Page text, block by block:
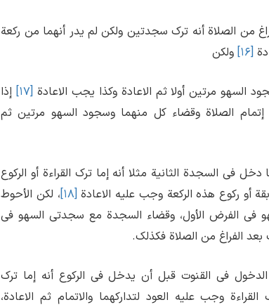
من الصلاة أنه ترک سجدتین ولکن لم یدر أنهما من رکعة
[۱۶] ولکن
السهو مرتین أولا ثم الاعادة وکذا یجب الاعادة [۱۷]
إذا
إتمام الصلاة وقضاء کل منهما وسجود السهو مرتین ثم
فی السجدة الثانیة مثلا أنه إما ترک القراءة أو الرکوع
أو رکوع هذه الرکعة وجب علیه الاعادة [۱۸]
، لکن الأحوط
فی الفرض الأول، وقضاء السجدة مع سجدتی السهو فی
بعد الفراغ من الصلاة فکذلک.
فی القنوت قبل أن یدخل فی الرکوع أنه إما ترک
وجب علیه العود لتدارکهما والاتمام ثم الاعادة،